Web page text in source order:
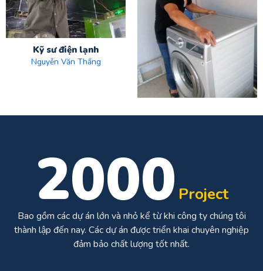
Kỹ sư điện lạnh
Nguyễn Văn Thắng
2000 Project
Bao gồm các dự án lớn và nhỏ kể từ khi công ty chúng tôi
thành lập đến nay. Các dự án được triển khai chuyên nghiệp
đảm bảo chất lượng tốt nhất.